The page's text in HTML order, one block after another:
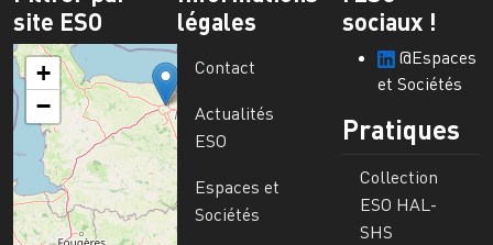
site ESO
+
−
légales
Contact
Actualités
ESO
Espaces et
Sociétés
sociaux !
@Espaces
et Sociétés
Pratiques
Collection
ESO HAL-
SHS